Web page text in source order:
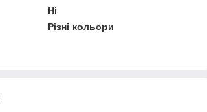
Ні
Різні кольори